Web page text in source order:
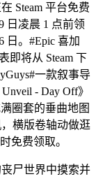
Steam 平台免费
日凌晨 1 点前领
日。#Epic 喜加
即将从 Steam 下
一款叙事导
- Day Off》
圈套的垂曲地图
横版卷轴动做逛
免费领取。
尸世界中摸索并